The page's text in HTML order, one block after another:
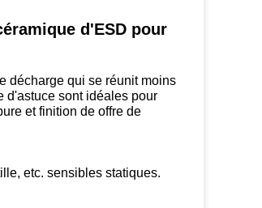
d'ESD pour
décharge qui se réunit moins
d'astuce sont idéales pour
et finition de offre de
etc. sensibles statiques.